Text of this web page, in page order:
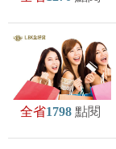
全省1798 點閱